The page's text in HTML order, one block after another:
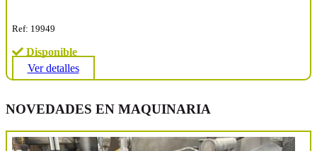
Ref: 19949
Disponible
Ver detalles
NOVEDADES EN MAQUINARIA